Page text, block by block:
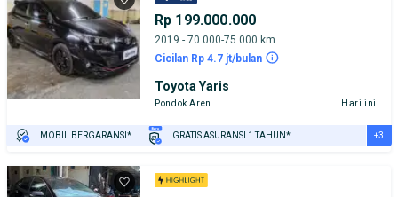
Rp 199.000.000
2019 - 70.000-75.000 km
Cicilan Rp 4.7 jt/bulan
Toyota Yaris
Pondok Aren Hari ini
MOBIL BERGARANSI* GRATIS ASURANSI 1 TAHUN*
PENJUAL TERVERIFIKASI
+3